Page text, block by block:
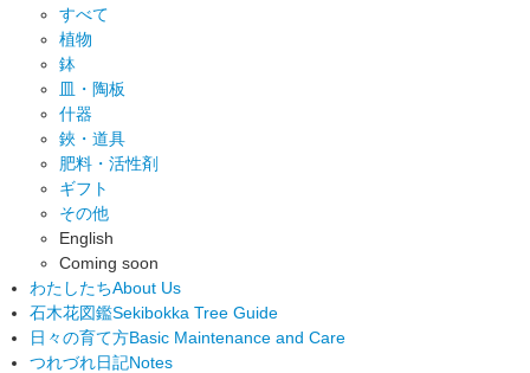
すべて
植物
鉢
皿・陶板
什器
鋏・道具
肥料・活性剤
ギフト
その他
English
Coming soon
わたしたちAbout Us
石木花図鑑Sekibokka Tree Guide
日々の育て方Basic Maintenance and Care
つれづれ日記Notes